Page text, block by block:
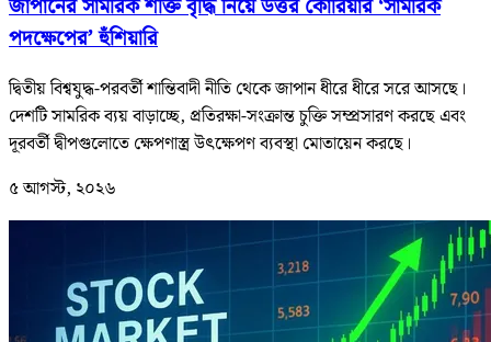
জাপানের সামরিক শক্তি বৃদ্ধি নিয়ে উত্তর কোরিয়ার ‘সামরিক
পদক্ষেপের’ হুঁশিয়ারি
দ্বিতীয় বিশ্বযুদ্ধ-পরবর্তী শান্তিবাদী নীতি থেকে জাপান ধীরে ধীরে সরে আসছে।
দেশটি সামরিক ব্যয় বাড়াচ্ছে, প্রতিরক্ষা-সংক্রান্ত চুক্তি সম্প্রসারণ করছে এবং
দূরবর্তী দ্বীপগুলোতে ক্ষেপণাস্ত্র উৎক্ষেপণ ব্যবস্থা মোতায়েন করছে।
৫ আগস্ট, ২০২৬